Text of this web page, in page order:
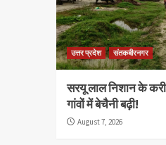
उत्तर प्रदेश संतकबीरनगर
सरयू लाल निशान के
गांवों में बेचैनी बढ़ी!
August 7, 2026